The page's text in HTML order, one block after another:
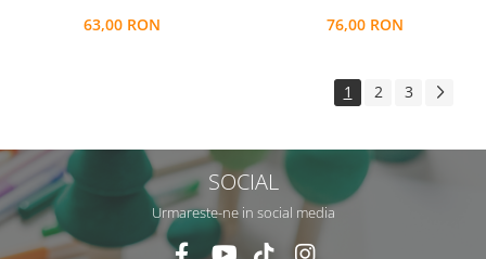
63,00 RON 76,00 RON
1 2 3
SOCIAL
Urmareste-ne in social media